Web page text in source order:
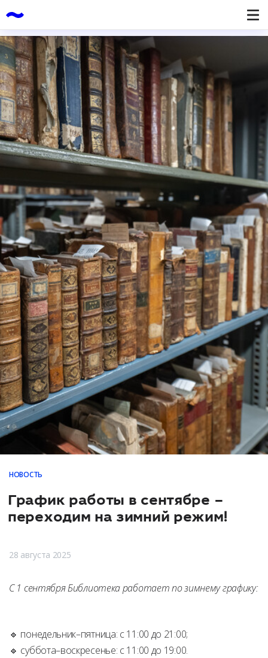
НОВОСТЬ
График работы в сентябре –
переходим на зимний режим!
28 августа 2025
С 1 сентября Библиотека работает по зимнему графику:
🔹 понедельник–пятница: с 11:00 до 21:00;
🔹 суббота–воскресенье: с 11:00 до 19:00.